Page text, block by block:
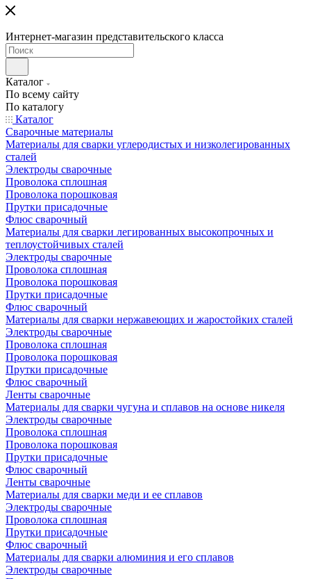
Интернет-магазин представительского класса
Каталог
По всему сайту
По каталогу
Каталог
Сварочные материалы
Материалы для сварки углеродистых и низколегированных
сталей
Электроды сварочные
Проволока сплошная
Проволока порошковая
Прутки присадочные
Флюс сварочный
Материалы для сварки легированных высокопрочных и
теплоустойчивых сталей
Электроды сварочные
Проволока сплошная
Проволока порошковая
Прутки присадочные
Флюс сварочный
Материалы для сварки нержавеющих и жаростойких сталей
Электроды сварочные
Проволока сплошная
Проволока порошковая
Прутки присадочные
Флюс сварочный
Ленты сварочные
Материалы для сварки чугуна и сплавов на основе никеля
Электроды сварочные
Проволока сплошная
Проволока порошковая
Прутки присадочные
Флюс сварочный
Ленты сварочные
Материалы для сварки меди и ее сплавов
Электроды сварочные
Проволока сплошная
Прутки присадочные
Флюс сварочный
Материалы для сварки алюминия и его сплавов
Электроды сварочные